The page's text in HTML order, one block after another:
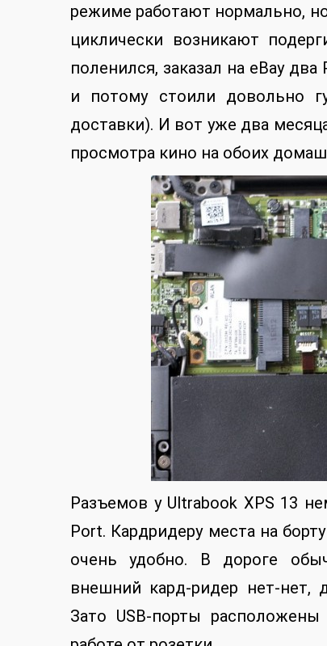
режиме работают нормально,
циклически возникают
поленился, заказал на eBay
и потому стоили довольно
доставки). И вот уже два
просмотра кино на обоих
Разъемов у Ultrabook XPS 13
Port. Кардридеру места на
очень удобно. В дороге
внешний кард-ридер нет-нет,
Зато USB-порты